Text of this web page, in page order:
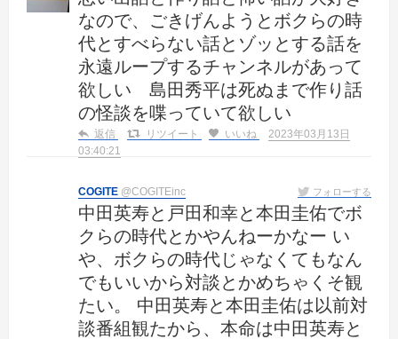
なので、ごきげんようとボクらの時
代とすべらない話とゾッとする話を
永遠ループするチャンネルがあって
欲しい 島田秀平は死ぬまで作り話
の怪談を喋っていて欲しい
返信 リツイート いいね
2023年03月13日
03:40:21
COGITE @COGITEinc フォローする
中田英寿と戸田和幸と本田圭佑でボ
クらの時代とかやんねーかなー い
や、ボクらの時代じゃなくてもなん
でもいいから対談とかめちゃくそ観
たい。 中田英寿と本田圭佑は以前対
談番組観たから、本命は中田英寿と